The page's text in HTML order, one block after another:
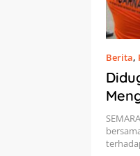
Berita,